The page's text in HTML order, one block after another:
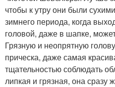
чтобы к утру они были
зимнего периода, когда
головой, даже в шапке,
Грязную и неопрятную
прическа, даже самая
тщательностью соблюдать
липкая и грязная, она сразу